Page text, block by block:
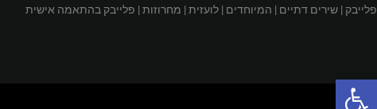
פתח סרגל נגישות
פלייבק | שירים דתיים | המיוחדים | לועזית | מחרוזות | פלייבק בהתאמה אישית